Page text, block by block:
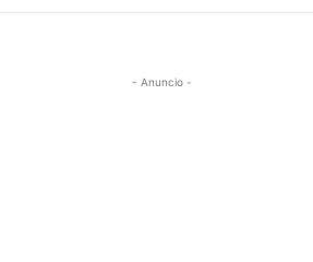
- Anuncio -